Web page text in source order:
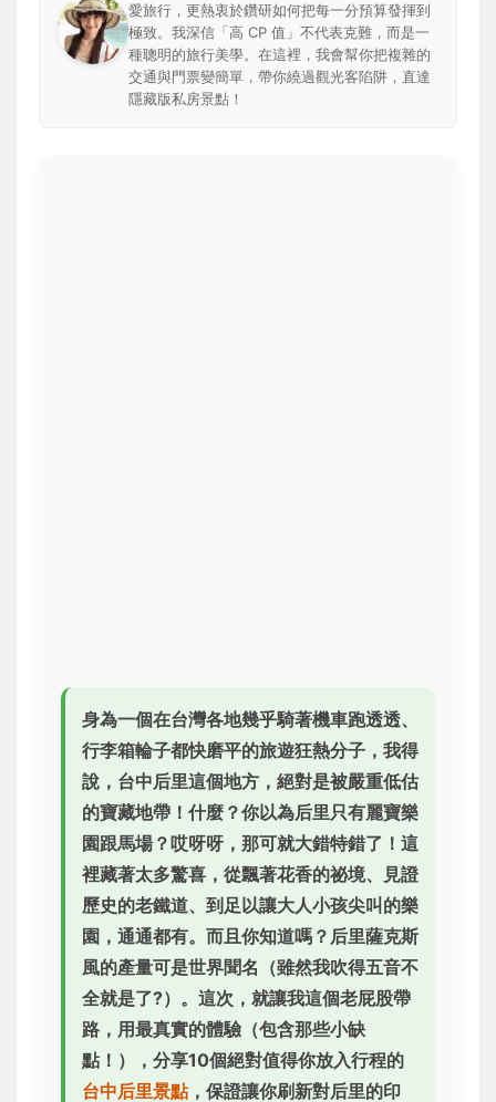
愛旅行，更熱衷於鑽研如何把每一分預算發揮到
極致。我深信「高 CP 值」不代表克難，而是一
種聰明的旅行美學。在這裡，我會幫你把複雜的
交通與門票變簡單，帶你繞過觀光客陷阱，直達
隱藏版私房景點！
身為一個在台灣各地幾乎騎著機車跑透透、
行李箱輪子都快磨平的旅遊狂熱分子，我得
說，台中后里這個地方，絕對是被嚴重低估
的寶藏地帶！什麼？你以為后里只有麗寶樂
園跟馬場？哎呀呀，那可就大錯特錯了！這
裡藏著太多驚喜，從飄著花香的祕境、見證
歷史的老鐵道、到足以讓大人小孩尖叫的樂
園，通通都有。而且你知道嗎？后里薩克斯
風的產量可是世界聞名（雖然我吹得五音不
全就是了?）。這次，就讓我這個老屁股帶
路，用最真實的體驗（包含那些小缺
點！），分享10個絕對值得你放入行程的
台中后里景點，保證讓你刷新對后里的印